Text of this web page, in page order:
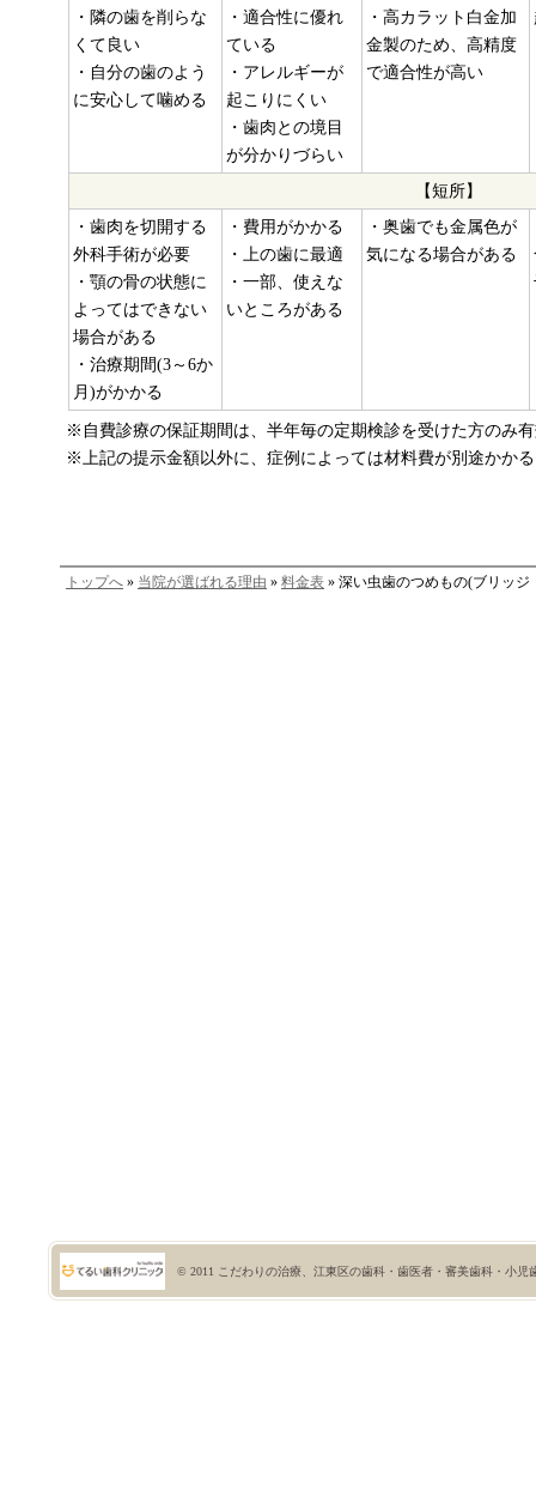
・隣の歯を削らな
くて良い
・自分の歯のよう
に安心して噛める
・適合性に優れ
ている
・アレルギーが
起こりにくい
・歯肉との境目
が分かりづらい
・高カラット白金加
金製のため、高精度
で適合性が高い
【短所】
・歯肉を切開する
外科手術が必要
・顎の骨の状態に
よってはできない
場合がある
・治療期間(3～6か
月)がかかる
・費用がかかる
・上の歯に最適
・一部、使えな
いところがある
・奥歯でも金属色が
気になる場合がある
※自費診療の保証期間は、半年毎の定期検診を受けた方のみ
※上記の提示金額以外に、症例によっては材料費が別途かか
トップへ » 当院が選ばれる理由 » 料金表 » 深い虫歯のつめもの(ブリッ
© 2011 こだわりの治療、江東区の歯科・歯医者・審美歯科・小